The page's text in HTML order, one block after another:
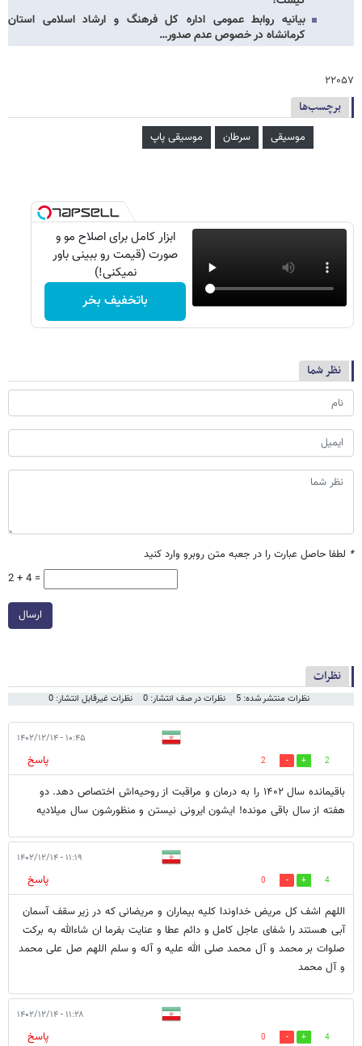
بیانیه روابط عمومی اداره کل فرهنگ و ارشاد اسلامی استان
کرمانشاه در خصوص عدم صدور…
۲۲۰۵۷
برچسب‌ها
موسیقی سرطان موسیقی پاپ
ابزار کامل برای اصلاح مو و
صورت (قیمت رو ببینی باور
نمیکنی!)
باتخفیف بخر
نظر شما
* لطفا حاصل عبارت را در جعبه متن روبرو وارد کنید
2 + 4 =
ارسال
نظرات
نظرات منتشر شده: 5 نظرات در صف انتشار: 0 نظرات غیرقابل انتشار: 0
۱۰:۴۵ - ۱۴۰۲/۱۲/۱۴
2
2
پاسخ
باقیمانده سال ۱۴۰۲ را به درمان و مراقبت از روحیه‌اش اختصاص دهد. دو
هفته از سال باقی مونده! ایشون ایرونی نیستن و منظورشون سال میلادیه
۱۱:۱۹ - ۱۴۰۲/۱۲/۱۴
4
0
پاسخ
اللهم اشف کل مریض خداوندا کلیه بیماران و مریضانی که در زیر سقف آسمان
آبی هستند را شفای عاجل کامل و دائم عطا و عنایت بفرما ان شاءالله به برکت
صلوات بر محمد و آل محمد صلی الله علیه و آله و سلم اللهم صل علی محمد
و آل محمد
۱۱:۲۸ - ۱۴۰۲/۱۲/۱۴
4
0
پاسخ